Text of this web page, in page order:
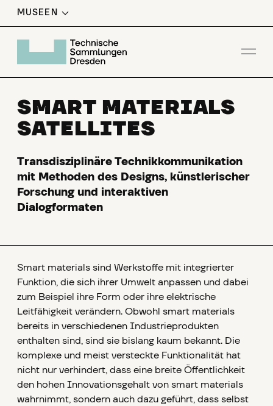
MUSEEN
SMART MATERIALS
SATELLITES
Transdisziplinäre Technikkommunikation
mit Methoden des Designs, künstlerischer
Forschung und interaktiven
Dialogformaten
Smart materials sind Werkstoffe mit integrierter
Funktion, die sich ihrer Umwelt anpassen und dabei
zum Beispiel ihre Form oder ihre elektrische
Leitfähigkeit verändern. Obwohl smart materials
bereits in verschiedenen Industrieprodukten
enthalten sind, sind sie bislang kaum bekannt. Die
komplexe und meist versteckte Funktionalität hat
nicht nur verhindert, dass eine breite Öffentlichkeit
den hohen Innovationsgehalt von smart materials
wahrnimmt, sondern auch dazu geführt, dass selbst